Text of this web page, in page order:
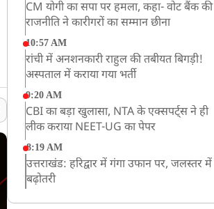
CM योगी का सपा पर हमला, कहा- वोट बैंक की
राजनीति ने कारीगरों का सम्मान छीना
10:57 AM
रांची में अनशनकारी राहुल की तबीयत बिगड़ी!
अस्पताल में कराया गया भर्ती
9:20 AM
CBI का बड़ा खुलासा, NTA के एक्सपर्ट्स ने ही
लीक कराया NEET-UG का पेपर
8:19 AM
उत्तराखंड: हरिद्वार में गंगा उफान पर, जलस्तर में
बढ़ोतरी